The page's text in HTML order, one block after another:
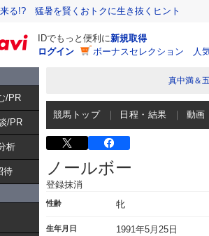
る!? 猛暑を賢くおトクに生き抜くヒント
IDでもっと便利に新規取得
ログイン
ボーナスセレクション 人
/PR
/PR
析
待
真中満＆
競馬トップ 日程・結果 動画
ノールボー
登録抹消
性齢 牝
生年月日 1991年5月25日